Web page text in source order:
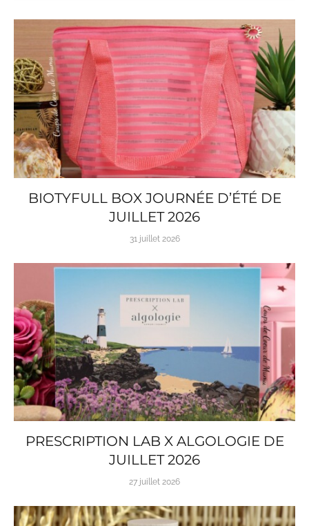
BIOTYFULL BOX JOURNÉE D’ÉTÉ DE
JUILLET 2026
31 juillet 2026
PRESCRIPTION LAB X ALGOLOGIE DE
JUILLET 2026
27 juillet 2026